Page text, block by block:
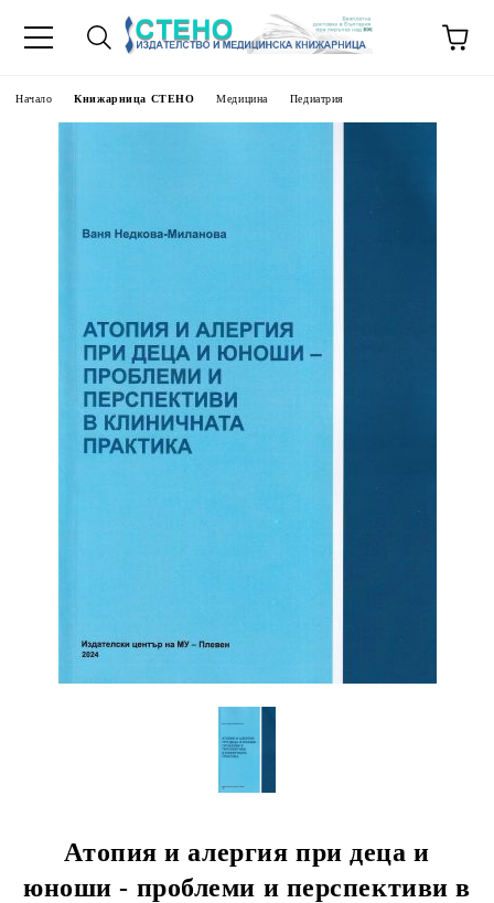
Начало Книжарница СТЕНО Медицина Педиатрия
Атопия и алергия при деца и
юноши - проблеми и перспективи в